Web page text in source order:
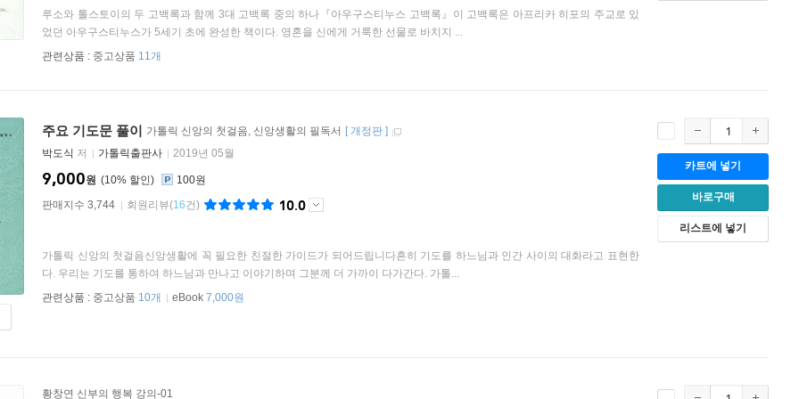
루소와 톨스토이의 두 고백록과 함께 3대 고백록 중의 하나『아우구스티누스 고백록』이 고백록은 아프리카 히포의 주교로 있
었던 아우구스티누스가 5세기 초에 완성한 책이다. 영혼을 신에게 거룩한 선물로 바치지 ...
관련상품 : 중고상품 11개
주요 기도문 풀이 가톨릭 신앙의 첫걸음, 신앙생활의 필독서 [개정판 ]
박도식 저 가톨릭출판사 2019년 05월
10%
9,000원
100원
판매지수 3,744
회원리뷰(16건) 10.0
가톨릭 신앙의 첫걸음신앙생활에 꼭 필요한 친절한 가이드가 되어드립니다흔히 기도를 하느님과 인간 사이의 대화라고 표현한
다. 우리는 기도를 통하여 하느님과 만나고 이야기하며 그분께 더 가까이 다가간다. 가톨...
관련상품 : 중고상품 10개 eBook 7,000원
카트에 넣기
바로구매
리스트에 넣기
황창연 신부의 행복 강의-01